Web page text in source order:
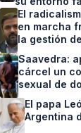
El
en marcha
la gestión
Saavedra:
cárcel un
sexual de
El papa
Argentina